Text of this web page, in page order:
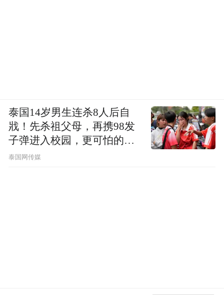
泰国14岁男生连杀8人后自
戕！先杀祖父母，再携98发
子弹进入校园，更可怕的细
节公布了
泰国网传媒